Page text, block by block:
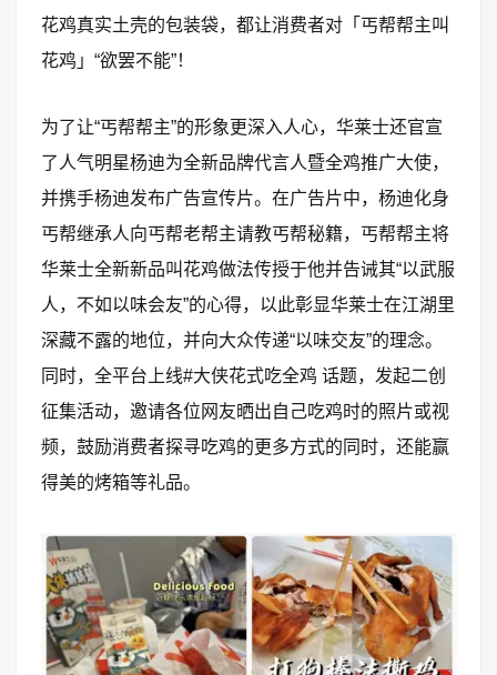
花鸡真实土壳的包装袋，都让消费者对「丐帮帮主叫
花鸡」“欲罢不能”！
为了让“丐帮帮主”的形象更深入人心，华莱士还官宣
了人气明星杨迪为全新品牌代言人暨全鸡推广大使，
并携手杨迪发布广告宣传片。在广告片中，杨迪化身
丐帮继承人向丐帮老帮主请教丐帮秘籍，丐帮帮主将
华莱士全新新品叫花鸡做法传授于他并告诫其“以武服
人，不如以味会友”的心得，以此彰显华莱士在江湖里
深藏不露的地位，并向大众传递“以味交友”的理念。
同时，全平台上线#大侠花式吃全鸡 话题，发起二创
征集活动，邀请各位网友晒出自己吃鸡时的照片或视
频，鼓励消费者探寻吃鸡的更多方式的同时，还能赢
得美的烤箱等礼品。